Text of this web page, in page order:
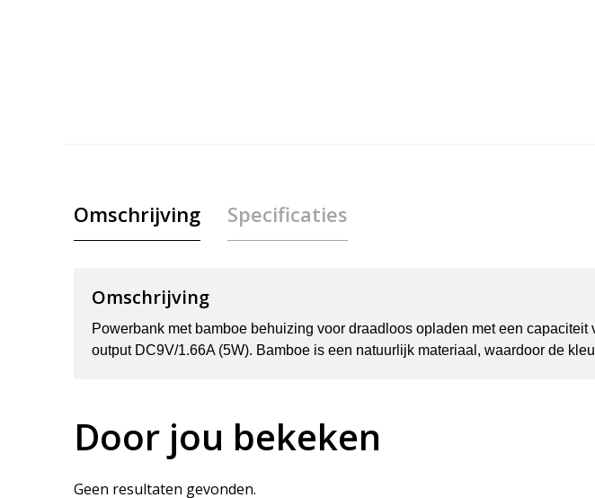
Omschrijving Specificaties
Omschrijving
Powerbank met bamboe behuizing voor draadloos opladen met een
output DC9V/1.66A (5W). Bamboe is een natuurlijk materiaal, waardoor de
Door jou bekeken
Geen resultaten gevonden.